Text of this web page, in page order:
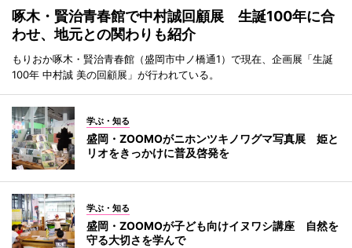
啄木・賢治青春館で中村誠回顧展 生誕100年に合
わせ、地元との関わりも紹介
もりおか啄木・賢治青春館（盛岡市中ノ橋通1）で現在、企画展「生誕
100年 中村誠 美の回顧展」が行われている。
学ぶ・知る
盛岡・ZOOMOがニホンツキノワグマ写真展 姫と
リオをきっかけに普及啓発を
学ぶ・知る
盛岡・ZOOMOが子ども向けイヌワシ講座 自然を
守る大切さを学んで